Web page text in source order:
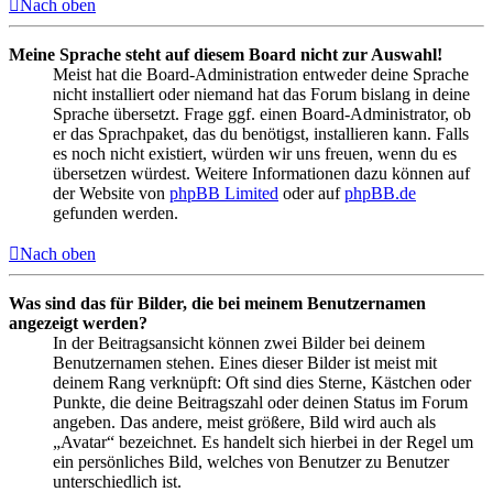
Nach oben
Meine Sprache steht auf diesem Board nicht zur Auswahl!
Meist hat die Board-Administration entweder deine Sprache
nicht installiert oder niemand hat das Forum bislang in deine
Sprache übersetzt. Frage ggf. einen Board-Administrator, ob
er das Sprachpaket, das du benötigst, installieren kann. Falls
es noch nicht existiert, würden wir uns freuen, wenn du es
übersetzen würdest. Weitere Informationen dazu können auf
der Website von phpBB Limited oder aufphpBB.de
gefunden werden.
Nach oben
Was sind das für Bilder, die bei meinem Benutzernamen
angezeigt werden?
In der Beitragsansicht können zwei Bilder bei deinem
Benutzernamen stehen. Eines dieser Bilder ist meist mit
deinem Rang verknüpft: Oft sind dies Sterne, Kästchen oder
Punkte, die deine Beitragszahl oder deinen Status im Forum
angeben. Das andere, meist größere, Bild wird auch als
„Avatar“ bezeichnet. Es handelt sich hierbei in der Regel um
ein persönliches Bild, welches von Benutzer zu Benutzer
unterschiedlich ist.